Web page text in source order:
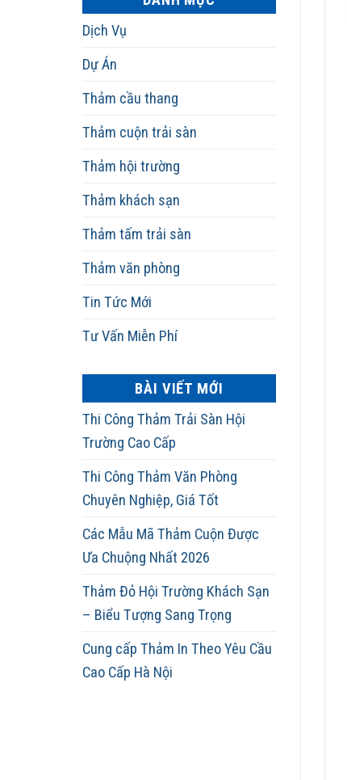
Dịch Vụ
Dự Án
Thảm cầu thang
Thảm cuộn trải sàn
Thảm hội trường
Thảm khách sạn
Thảm tấm trải sàn
Thảm văn phòng
Tin Tức Mới
Tư Vấn Miễn Phí
BÀI VIẾT MỚI
Thi Công Thảm Trải Sàn Hội
Trường Cao Cấp
Thi Công Thảm Văn Phòng
Chuyên Nghiệp, Giá Tốt
Các Mẫu Mã Thảm Cuộn Được
Ưa Chuộng Nhất 2026
Thảm Đỏ Hội Trường Khách Sạn
– Biểu Tượng Sang Trọng
Cung cấp Thảm In Theo Yêu Cầu
Cao Cấp Hà Nội